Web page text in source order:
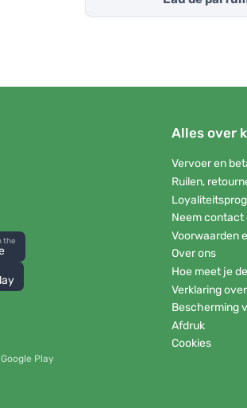
the
Play
Alles over
Vervoer en
Ruilen,
Neem contact
Voorwaarden
Over ons
Hoe meet je
Verklaring
Bescherming
Afdruk
Cookies